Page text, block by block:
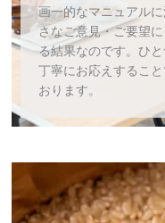
画一的なマニュアル
さなご意見・ご要望
る結果なのです。ひ
丁寧にお応えするこ
おります。